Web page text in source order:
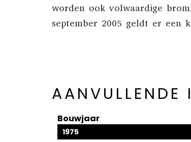
worden ook volwaardige
september 2005 geldt er een
AANVULLENDE
Bouwjaar
1975